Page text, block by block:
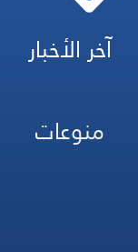
آخر الأخبار
منوعات